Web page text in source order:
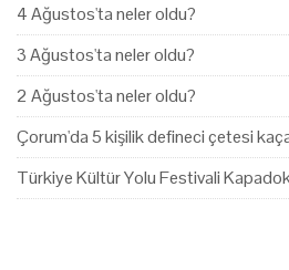
4 Ağustos'ta neler oldu?
3 Ağustos'ta neler oldu?
2 Ağustos'ta neler oldu?
Çorum'da 5 kişilik defineci çetesi
Türkiye Kültür Yolu Festivali